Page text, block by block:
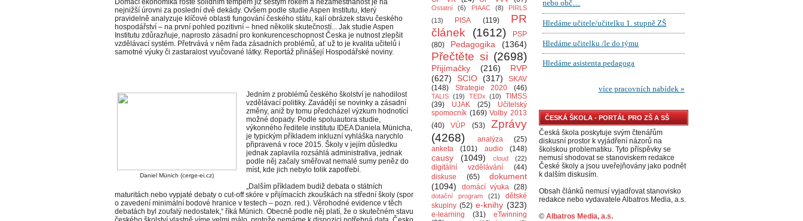
Domácí ekonomika roste solidním tempem již šestým rokem a nezaměstnanost je na
nejnižší úrovni za poslední dvě dekády. Ovšem podle studie Aspen Institutu, který
pravidelně analyzuje klíčové oblasti fungování českého státu, kalí obrázek stavu českého
hospodářství – na první pohled pozitivní – hned několik skutečností... Jak studie Aspen
Institutu zdůrazňuje, naprosto zásadní pro konkurenceschopnost Česka je nutnost zlepšit
vzdělávací systém. Přetrvává v něm řada zásadních problémů, ať už to je kvalita učitelů i
samotné výuky či zastaralost vyučované látky. Reportáž přinášejí Hospodářské noviny.
Daniel Münich (cerge-ei.cz)
Jedním z problémů českého školství je nahodilost
vzdělávací politiky. Zavádějí se novinky a zásadní
změny, aniž by tomu předcházel výzkum hodnotící
možné dopady. Podle spoluautora studie,
výkonného ředitele institutu IDEA Daniela Münicha,
je typickým příkladem inkluzní vyhláška narychlo
připravená v roce 2015. Školy v jejím důsledku
jednak zaplavila rozsáhlá administrativa, jednak
podle něj začaly směřovat nemalé sumy peněz do
míst, kde jich nebylo tolik zapotřebí.
„Dalším příkladem budiž debata o státních
maturitách nebo vypjaté debaty o cut-off skóre v přijímacích zkouškách na střední školy (spor
o zavedení minimální bodové hranice v testech – pozn. red.). Věrohodné evidence v těch
debatách byl zoufalý nedostatek,“ říká Münich. Obecně podle něj platí, že o skutečném stavu
Ostatní (6) PIAAC (8)
PIRLS
(13)
PISA (119)
PR
článek
(1612)
PSP
(80)
Pedagogika (1364)
Přečtěte si (2698)
Přijímačky (216)
RVP
(627)
SCIO (317)
SKAV
(148)
Strategie 2020 (46)
TALIS (19) TEDx (10)
TIMSS
(39)
UJAK (25)
Učitelský
spomocník (169) Volby 2013
(40)
VÚP (53)
Zprávy
(4268)
analýza
(25)
anketa
(101) audio (148)
causy (1049) cloud (22)
digitální vzdělávání
(44)
diskuse
(65)
dokument
(1094)
domácí výuka (28)
dotační program (21)
dětské
skupiny (52) e-knihy (323)
e-learning (31)
eTwinning
ČESKÁ ŠKOLA - PORTÁL PRO ZŠ A SŠ
Česká škola poskytuje svým čtenářům
diskusní prostor k vyjádření názorů na
školskou problematiku. Tyto příspěvky se
nemusí shodovat se stanoviskem redakce
České školy a jsou uveřejňovány jako podnět
k dalším diskusím.
Obsah článků nemusí vyjadřovat stanovisko
redakce nebo vydavatele Albatros Media, a.s.
© Albatros Media, a.s.